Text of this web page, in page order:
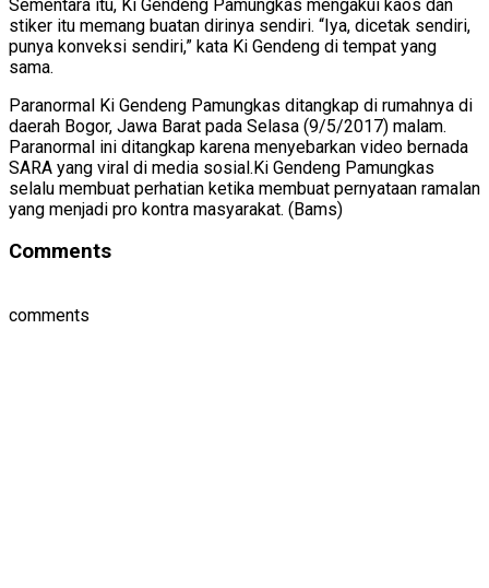
Sementara itu, Ki Gendeng Pamungkas mengakui kaos dan
stiker itu memang buatan dirinya sendiri. “Iya, dicetak sendiri,
punya konveksi sendiri,” kata Ki Gendeng di tempat yang
sama.
Paranormal Ki Gendeng Pamungkas ditangkap di rumahnya di
daerah Bogor, Jawa Barat pada Selasa (9/5/2017) malam.
Paranormal ini ditangkap karena menyebarkan video bernada
SARA yang viral di media sosial.Ki Gendeng Pamungkas
selalu membuat perhatian ketika membuat pernyataan ramalan
yang menjadi pro kontra masyarakat. (Bams)
Comments
comments